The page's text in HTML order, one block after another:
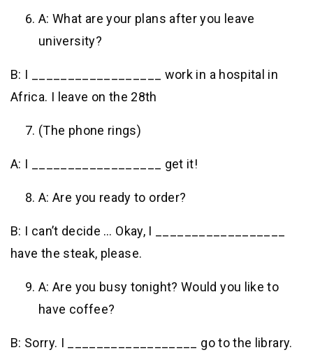
A: What are your plans after you leave
university?
B: I __________________ work in a hospital in
Africa. I leave on the 28th
(The phone rings)
A: I __________________ get it!
A: Are you ready to order?
B: I can’t decide … Okay, I __________________
have the steak, please.
A: Are you busy tonight? Would you like to
have coffee?
B: Sorry. I __________________ go to the library.